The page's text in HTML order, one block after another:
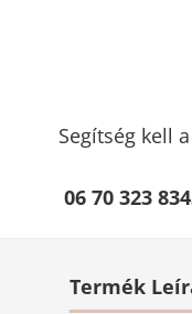
Segítség kell
06 70 323
Termék